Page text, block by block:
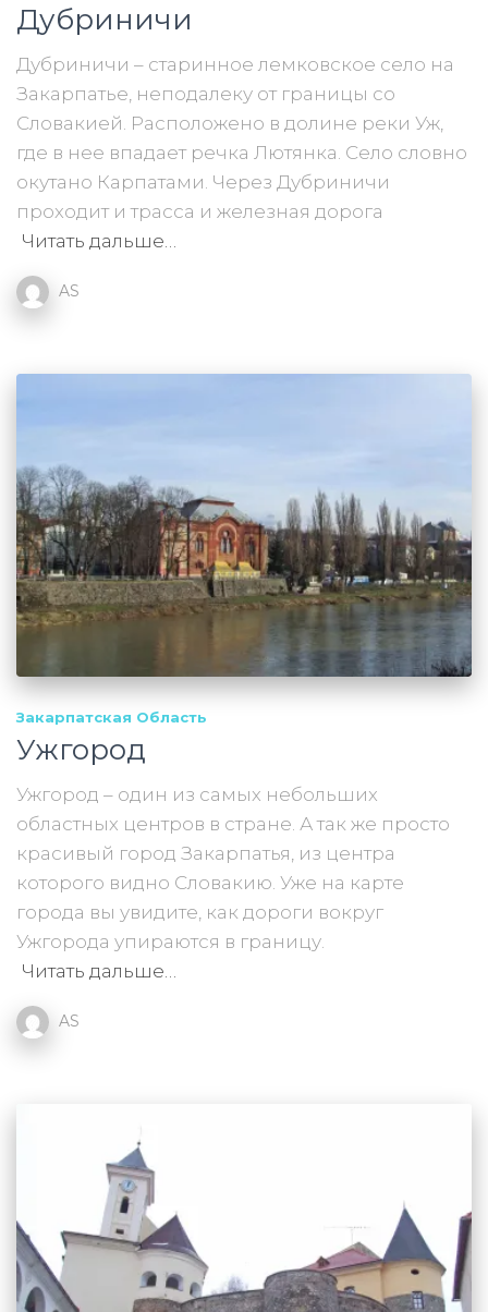
Дубриничи
Дубриничи – старинное лемковское село на
Закарпатье, неподалеку от границы со
Словакией. Расположено в долине реки Уж,
где в нее впадает речка Лютянка. Село словно
окутано Карпатами. Через Дубриничи
проходит и трасса и железная дорога
Читать дальше…
AS
Закарпатская Область
Ужгород
Ужгород – один из самых небольших
областных центров в стране. А так же просто
красивый город Закарпатья, из центра
которого видно Словакию. Уже на карте
города вы увидите, как дороги вокруг
Ужгорода упираются в границу.
Читать дальше…
AS